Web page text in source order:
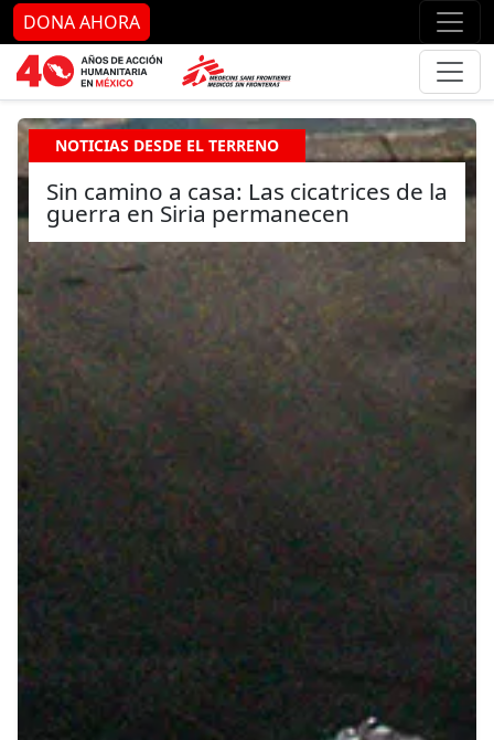
Ir al contenido principal Ir
DONA AHORA
NOTICIAS DESDE EL TERRENO
Sin camino a casa: Las cicatrices de la
guerra en Siria permanecen